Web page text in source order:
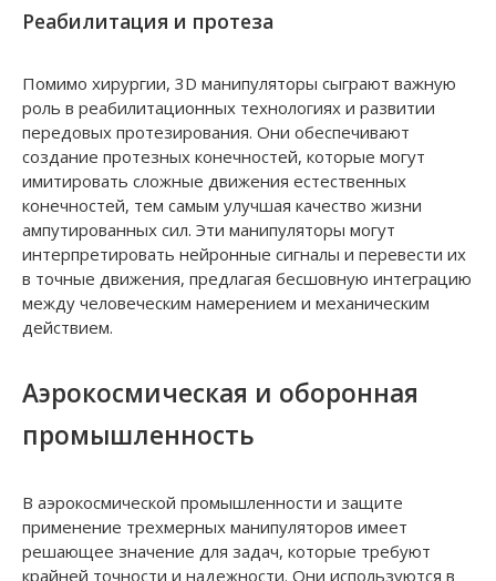
Реабилитация и протеза
Помимо хирургии, 3D манипуляторы сыграют важную
роль в реабилитационных технологиях и развитии
передовых протезирования. Они обеспечивают
создание протезных конечностей, которые могут
имитировать сложные движения естественных
конечностей, тем самым улучшая качество жизни
ампутированных сил. Эти манипуляторы могут
интерпретировать нейронные сигналы и перевести их
в точные движения, предлагая бесшовную интеграцию
между человеческим намерением и механическим
действием.
Аэрокосмическая и оборонная
промышленность
В аэрокосмической промышленности и защите
применение трехмерных манипуляторов имеет
решающее значение для задач, которые требуют
крайней точности и надежности. Они используются в